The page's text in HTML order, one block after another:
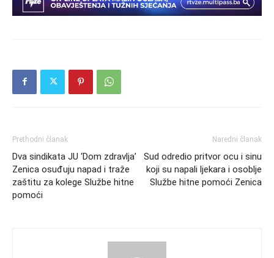
Prethodni članak
Dva sindikata JU ‘Dom zdravlja’
Zenica osuđuju napad i traže
zaštitu za kolege Službe hitne
pomoći
Naredni članak
Sud odredio pritvor ocu i sinu
koji su napali ljekara i osoblje
Službe hitne pomoći Zenica